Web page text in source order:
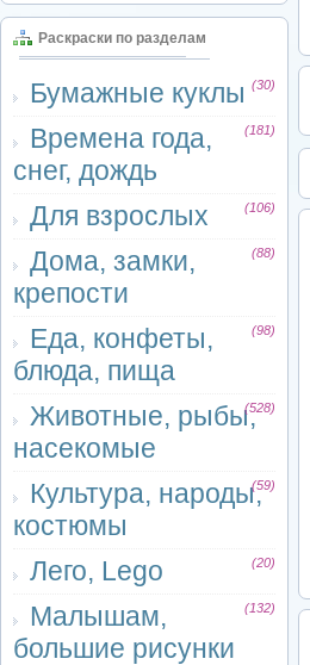
Раскраски по разделам
Бумажные куклы (30)
Времена года,
снег, дождь
(181)
Для взрослых (106)
Дома, замки,
крепости
(88)
Еда, конфеты,
блюда, пища
(98)
Животные, рыбы,
насекомые
(528)
Культура, народы,
костюмы
(59)
Лего, Lego (20)
Малышам,
большие рисунки
(132)